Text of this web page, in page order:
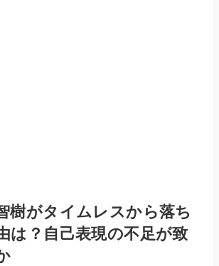
樹がタイムレスから落ち
は？自己表現の不足が致